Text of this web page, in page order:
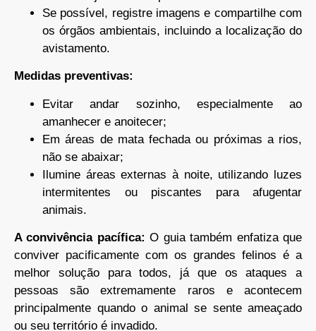
Se possível, registre imagens e compartilhe com
os órgãos ambientais, incluindo a localização do
avistamento.
Medidas preventivas:
Evitar andar sozinho, especialmente ao
amanhecer e anoitecer;
Em áreas de mata fechada ou próximas a rios,
não se abaixar;
Ilumine áreas externas à noite, utilizando luzes
intermitentes ou piscantes para afugentar
animais.
A convivência pacífica:O guia também enfatiza que
conviver pacificamente com os grandes felinos é a
melhor solução para todos, já que os ataques a
pessoas são extremamente raros e acontecem
principalmente quando o animal se sente ameaçado
ou seu território é invadido.